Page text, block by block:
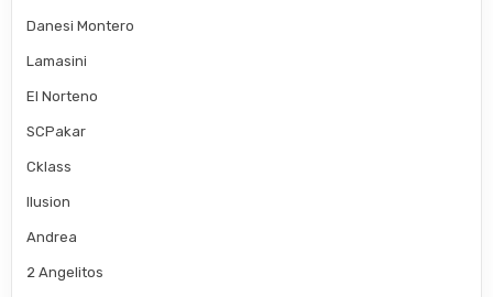
Danesi Montero
Lamasini
El Norteno
SCPakar
Cklass
Ilusion
Andrea
2 Angelitos